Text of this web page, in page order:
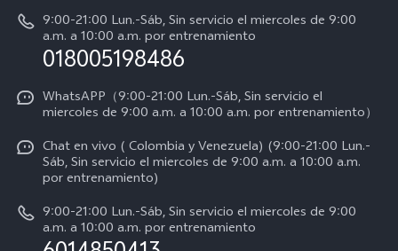
Y11d
Verificación de IMEI
Consulta el Precio de los Repuestos
Manual de usuario
Servicio de logística
Progreso de la reparación
Noticias
Empleos en vivo
Avisos legales
Acerca de nosotros
Sostenibilidad
Centro de privacidad de vivo
Accesibilidad
9:00-21:00 Lun.-Sáb, Sin servicio el miercoles de 9:00
a.m. a 10:00 a.m. por entrenamiento
018005198486
WhatsAPP（9:00-21:00 Lun.-Sáb, Sin servicio el
miercoles de 9:00 a.m. a 10:00 a.m. por entrenamiento）
Chat en vivo ( Colombia y Venezuela) (9:00-21:00 Lun.-
Sáb, Sin servicio el miercoles de 9:00 a.m. a 10:00 a.m.
por entrenamiento)
9:00-21:00 Lun.-Sáb, Sin servicio el miercoles de 9:00
a.m. a 10:00 a.m. por entrenamiento